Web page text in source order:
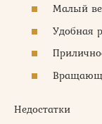
Малый
Удобная
Недостатки